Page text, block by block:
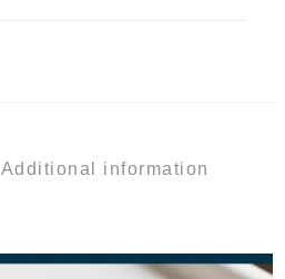
Additional information